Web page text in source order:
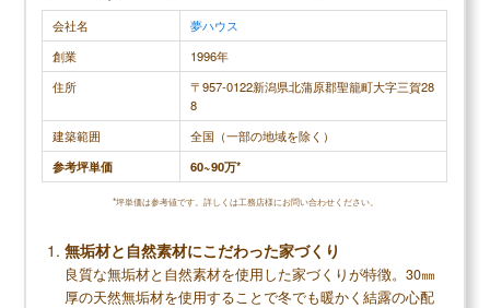
会社名
夢ハウス
創業
1996年
住所
〒957-0122新潟県北蒲原郡聖籠町大字三賀28
8
建築範囲
全国（一部の地域を除く）
参考坪単価
60~90万*
*坪単価は参考値です。詳しくは工務店様にお問い合わせください。
無垢材と自然素材にこだわった家づくり
良質な無垢材と自然素材を使用した家づくりが特徴。30㎜
厚の天然無垢材を使用することで冬でも暖かく結露の心配